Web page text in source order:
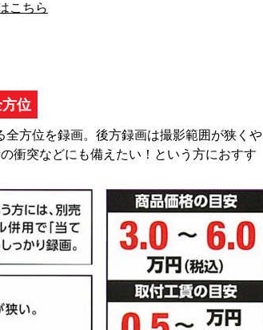
こちら
位
全方位を録画。後方録画は撮影範囲が狭くや
衝突などにも備えたい！という方におすす